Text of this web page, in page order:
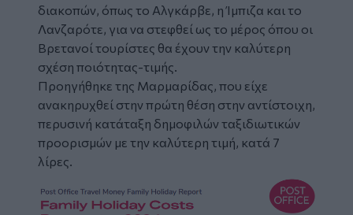
διακοπών, όπως το Αλγκάρβε, η Ίμπιζα και το
Λανζαρότε, για να στεφθεί ως το μέρος όπου οι
Βρετανοί τουρίστες θα έχουν την καλύτερη
σχέση ποιότητας-τιμής.
Προηγήθηκε της Μαρμαρίδας, που είχε
ανακηρυχθεί στην πρώτη θέση στην αντίστοιχη,
περυσινή κατάταξη δημοφιλών ταξιδιωτικών
προορισμών με την καλύτερη τιμή, κατά 7
λίρες.